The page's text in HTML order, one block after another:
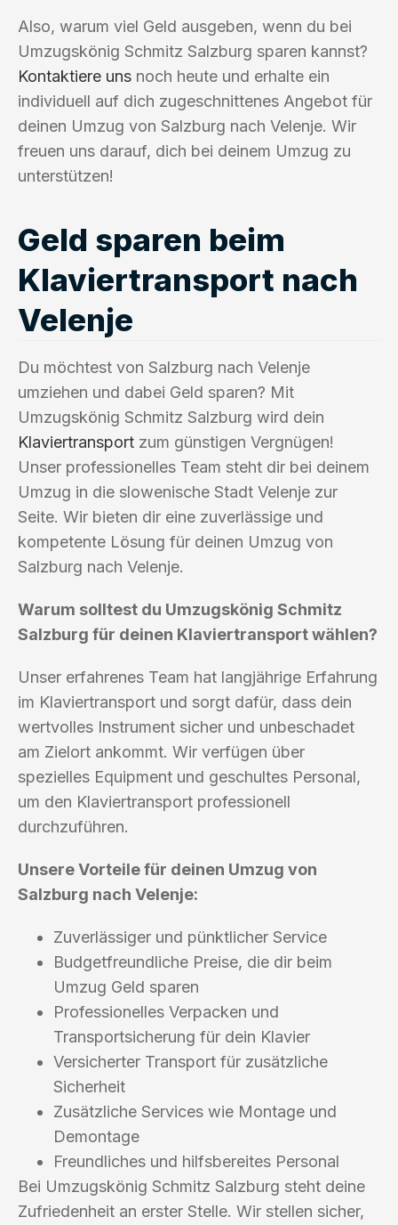
Also, warum viel Geld ausgeben, wenn du bei
Umzugskönig Schmitz Salzburg sparen kannst?
Kontaktiere uns noch heute und erhalte ein
individuell auf dich zugeschnittenes Angebot für
deinen Umzug von Salzburg nach Velenje. Wir
freuen uns darauf, dich bei deinem Umzug zu
unterstützen!
Geld sparen beim
Klaviertransport nach
Velenje
Du möchtest von Salzburg nach Velenje
umziehen und dabei Geld sparen? Mit
Umzugskönig Schmitz Salzburg wird dein
Klaviertransport zum günstigen Vergnügen!
Unser professionelles Team steht dir bei deinem
Umzug in die slowenische Stadt Velenje zur
Seite. Wir bieten dir eine zuverlässige und
kompetente Lösung für deinen Umzug von
Salzburg nach Velenje.
Warum solltest du Umzugskönig Schmitz
Salzburg für deinen Klaviertransport wählen?
Unser erfahrenes Team hat langjährige Erfahrung
im Klaviertransport und sorgt dafür, dass dein
wertvolles Instrument sicher und unbeschadet
am Zielort ankommt. Wir verfügen über
spezielles Equipment und geschultes Personal,
um den Klaviertransport professionell
durchzuführen.
Unsere Vorteile für deinen Umzug von
Salzburg nach Velenje:
Zuverlässiger und pünktlicher Service
Budgetfreundliche Preise, die dir beim
Umzug Geld sparen
Professionelles Verpacken und
Transportsicherung für dein Klavier
Versicherter Transport für zusätzliche
Sicherheit
Zusätzliche Services wie Montage und
Demontage
Freundliches und hilfsbereites Personal
Bei Umzugskönig Schmitz Salzburg steht deine
Zufriedenheit an erster Stelle. Wir stellen sicher,